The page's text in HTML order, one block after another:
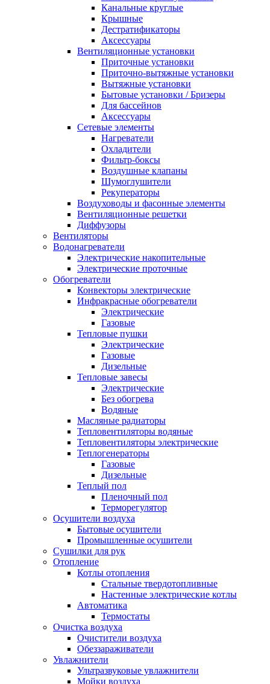
Канальные круглые
Крышные
Дестратификаторы
Аксессуары
Вентиляционные установки
Приточные установки
Приточно-вытяжные установки
Вытяжные установки
Бытовые установки / Бризеры
Для бассейнов
Аксессуары
Сетевые элементы
Нагреватели
Охладители
Фильтр-боксы
Воздушные клапаны
Шумоглушители
Рекуператоры
Воздуховоды и фасонные элементы
Вентиляционные решетки
Диффузоры
Вентиляторы
Водонагреватели
Электрические накопительные
Электрические проточные
Обогреватели
Конвекторы электрические
Инфракрасные обогреватели
Электрические
Газовые
Тепловые пушки
Электрические
Газовые
Дизельные
Тепловые завесы
Электрические
Без обогрева
Водяные
Масляные радиаторы
Тепловентиляторы водяные
Тепловентиляторы электрические
Теплогенераторы
Газовые
Дизельные
Теплый пол
Пленочный пол
Терморегулятор
Осушители воздуха
Бытовые осушители
Промышленные осушители
Сушилки для рук
Отопление
Котлы отопления
Стальные твердотопливные
Настенные электрические котлы
Автоматика
Термостаты
Очистка воздуха
Очистители воздуха
Обеззараживатели
Увлажнители
Ультразвуковые увлажнители
Мойки воздуха